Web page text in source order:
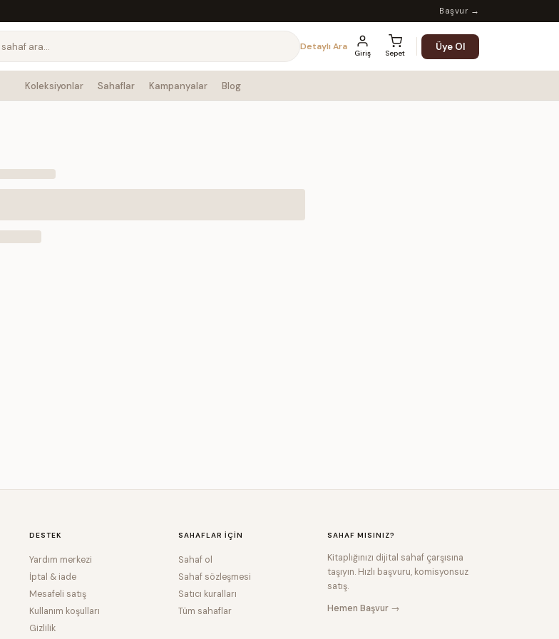
Başvur →
Detaylı Ara
Giriş Sepet
Üye Ol
Koleksiyonlar Sahaflar Kampanyalar Blog
DESTEK
Yardım merkezi
İptal & iade
Mesafeli satış
Kullanım koşulları
Gizlilik
SAHAFLAR IÇIN
Sahaf ol
Sahaf sözleşmesi
Satıcı kuralları
Tüm sahaflar
SAHAF MISINIZ?
Kitaplığınızı dijital sahaf çarşısına
taşıyın. Hızlı başvuru, komisyonsuz
satış.
Hemen Başvur →